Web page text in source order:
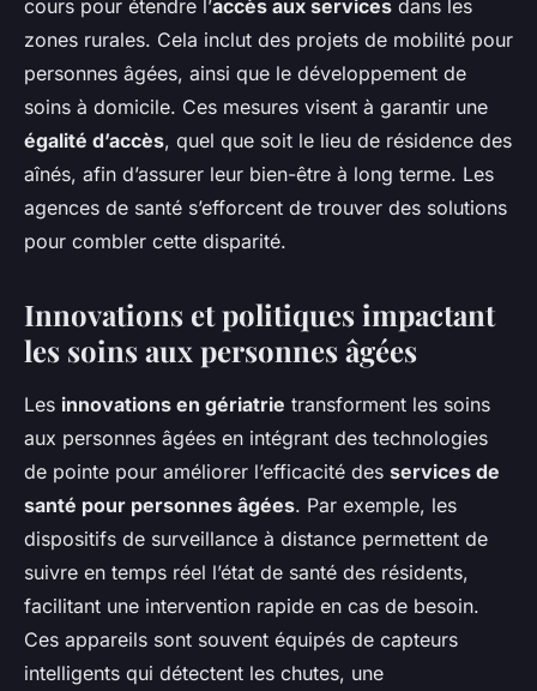
cours pour étendre l’accès aux services dans les
zones rurales. Cela inclut des projets de mobilité pour
personnes âgées, ainsi que le développement de
soins à domicile. Ces mesures visent à garantir une
égalité d’accès, quel que soit le lieu de résidence des
aînés, afin d’assurer leur bien-être à long terme. Les
agences de santé s’efforcent de trouver des solutions
pour combler cette disparité.
Innovations et politiques impactant
les soins aux personnes âgées
Les innovations en gériatrie transforment les soins
aux personnes âgées en intégrant des technologies
de pointe pour améliorer l’efficacité des services de
santé pour personnes âgées. Par exemple, les
dispositifs de surveillance à distance permettent de
suivre en temps réel l’état de santé des résidents,
facilitant une intervention rapide en cas de besoin.
Ces appareils sont souvent équipés de capteurs
intelligents qui détectent les chutes, une